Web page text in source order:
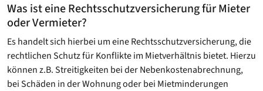
Was ist eine Rechtsschutzversicherung für Mieter
oder Vermieter?
Es handelt sich hierbei um eine Rechtsschutzversicherung, die
rechtlichen Schutz für Konflikte im Mietverhältnis bietet. Hierzu
können z.B. Streitigkeiten bei der Nebenkostenabrechnung,
bei Schäden in der Wohnung oder bei Mietminderungen